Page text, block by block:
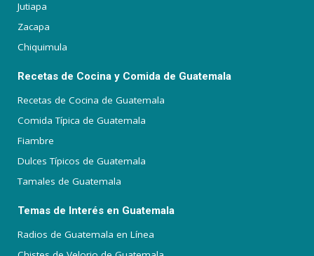
Jutiapa
Zacapa
Chiquimula
Recetas de Cocina y Comida de Guatemala
Recetas de Cocina de Guatemala
Comida Típica de Guatemala
Fiambre
Dulces Típicos de Guatemala
Tamales de Guatemala
Temas de Interés en Guatemala
Radios de Guatemala en Línea